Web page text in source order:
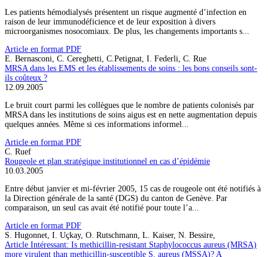
Les patients hémodialysés présentent un risque augmenté d’infection en
raison de leur immunodéficience et de leur exposition à divers
microorganismes nosocomiaux. De plus, les changements importants s...
Article en format PDF
E. Bernasconi, C. Cereghetti, C.Petignat, I. Federli, C. Rue
MRSA dans les EMS et les établissements de soins : les bons conseils sont-
ils coûteux ?
12.09.2005
Le bruit court parmi les collègues que le nombre de patients colonisés par
MRSA dans les institutions de soins aigus est en nette augmentation depuis
quelques années. Même si ces informations informel...
Article en format PDF
C. Ruef
Rougeole et plan stratégique institutionnel en cas d’épidémie
10.03.2005
Entre début janvier et mi-février 2005, 15 cas de rougeole ont été notifiés à
la Direction générale de la santé (DGS) du canton de Genève. Par
comparaison, un seul cas avait été notifié pour toute l’a...
Article en format PDF
S. Hugonnet, I. Uçkay, O. Rutschmann, L. Kaiser, N. Bessire,
Article Intéressant: Is methicillin-resistant Staphylococcus aureus (MRSA)
more virulent than methicillin-susceptible S. aureus (MSSA)? A